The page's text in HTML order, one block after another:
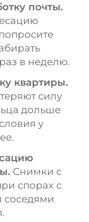
почты.
в неделю.
квартиры.
силу
дольше
у
Снимки с
спорах с
соседями